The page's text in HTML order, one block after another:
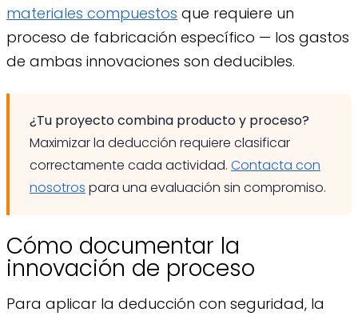
materiales compuestos que requiere un
proceso de fabricación específico — los gastos
de ambas innovaciones son deducibles.
¿Tu proyecto combina producto y proceso?
Maximizar la deducción requiere clasificar
correctamente cada actividad. Contacta con
nosotros para una evaluación sin compromiso.
Cómo documentar la
innovación de proceso
Para aplicar la deducción con seguridad, la